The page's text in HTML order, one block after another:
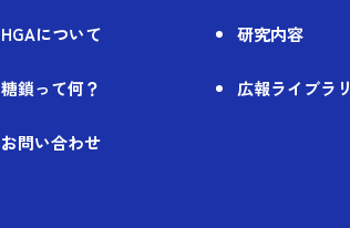
HGAについて 研究内容
糖鎖って何？ 広報ライブラリ
お問い合わせ